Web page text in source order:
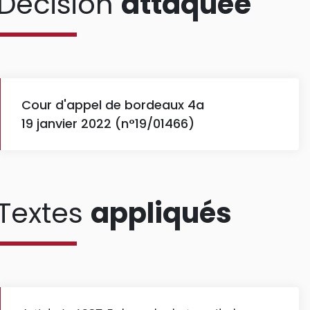
Cour d'appel de bordeaux 4a
19 janvier 2022 (n°19/01466)
appliqués